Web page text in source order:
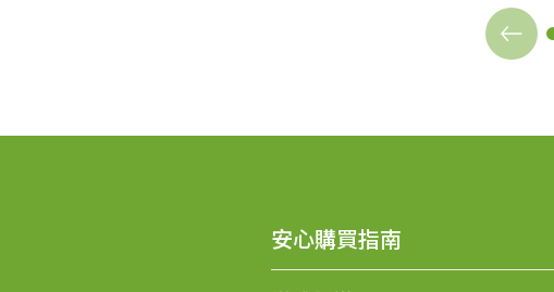
安心購買指南